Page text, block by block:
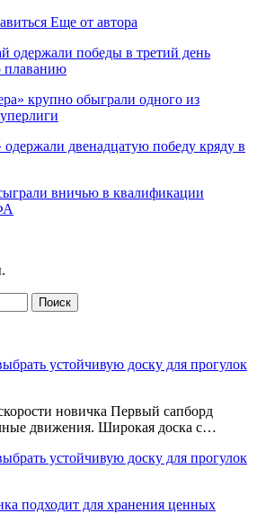
Еще от автора
победы в третий день
плаванию
крупно обыграли одного из
двенадцатую победу кряду в
вничью в квалификации
устойчивую доску для прогулок
новичка Первый сапборд
движения. Широкая доска с…
устойчивую доску для прогулок
подходит для хранения ценных